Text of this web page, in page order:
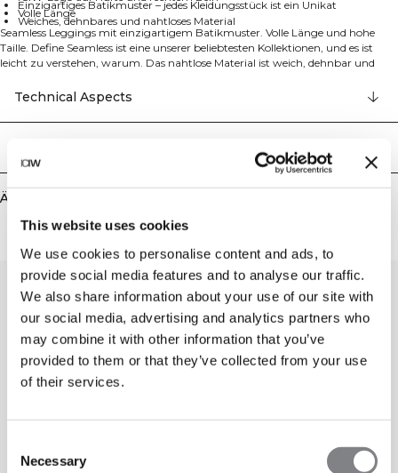
This website uses cookies
We use cookies to personalise content and ads, to
provide social media features and to analyse our traffic.
We also share information about your use of our site with
our social media, advertising and analytics partners who
may combine it with other information that you’ve
provided to them or that they’ve collected from your use
of their services.
Selection
Necessary
Einzigartiges Batikmuster – jedes Kleidungsstück ist ein Unikat
Volle Länge
Weiches, dehnbares und nahtloses Material
Seamless Leggings mit einzigartigem Batikmuster. Volle Länge und hohe
Taille. Define Seamless ist eine unserer beliebtesten Kollektionen, und es ist
leicht zu verstehen, warum. Das nahtlose Material ist weich, dehnbar und
Passform. Tights, Sport-BHs und Tops in mehreren trendigen Farben machen
Define Seamless zur Workout-Kollektion erster Wahl für viele verschiedene
Trainingsarten.
entwickelt und hat einen Vier-Wege-Stretch, der nicht nur Passform und
Qualität, sondern auch deine Beweglichkeit während des Trainings verbessert.
umweltschädlich, da die Menge an Stoffresten minimiert wird und somit
Diese Leggings tragen, ebenso wie anderen Kleidungsstücke der gleichen
anheben. Mit ICIW-Logo auf der linken Hüfte und diskretem ICIW-Logo auf
dem unteren rechten Bein. Hochgeschnittene Taille für perfekte Passform.
Atmungsaktiv. Hochgeschnittene Taille. ICIW-Logo auf der Hüfte und dem
rechten Bein. Einzigartiges Batikmuster - kein Kleidungsstück gleicht dem
anderen! 92% recyceltes Nylon, 8% Elastan.
Technical Aspects
Ähnliche Produkte